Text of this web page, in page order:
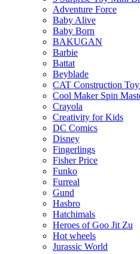
Adventure Force
Baby Alive
Baby Born
BAKUGAN
Barbie
Battat
Beyblade
CAT Construction
Cool Maker Spin
Crayola
Creativity for Kids
DC Comics
Disney
Fingerlings
Fisher Price
Funko
Furreal
Gund
Hasbro
Hatchimals
Heroes of Goo Jit Zu
Hot wheels
Jurassic World